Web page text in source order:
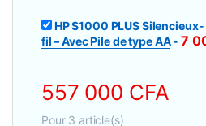
HP S1000 PLUS
fil – Avec Pile de type AA- 7
557 000 CFA
Pour 3 article(s)